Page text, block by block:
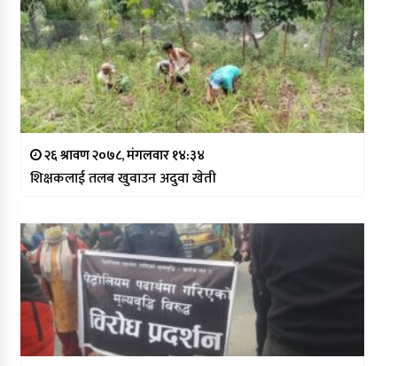
२६ श्रावण २०७८, मंगलवार १४:३४
शिक्षकलाई तलब खुवाउन अदुवा खेती